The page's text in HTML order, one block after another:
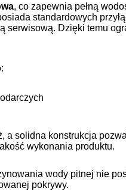
, co zapewnia pełną
standardowych
serwisową. Dzięki temu
a solidna konstrukcja
wykonania produktu.
wody pitnej nie
pokrywy.